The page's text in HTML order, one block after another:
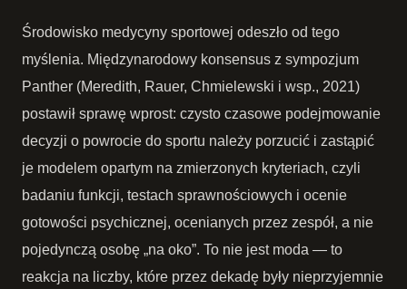
Środowisko medycyny sportowej odeszło od tego
myślenia. Międzynarodowy konsensus z sympozjum
Panther (Meredith, Rauer, Chmielewski i wsp., 2021)
postawił sprawę wprost: czysto czasowe podejmowanie
decyzji o powrocie do sportu należy porzucić i zastąpić
je modelem opartym na zmierzonych kryteriach, czyli
badaniu funkcji, testach sprawnościowych i ocenie
gotowości psychicznej, ocenianych przez zespół, a nie
pojedynczą osobę „na oko”. To nie jest moda — to
reakcja na liczby, które przez dekadę były nieprzyjemnie